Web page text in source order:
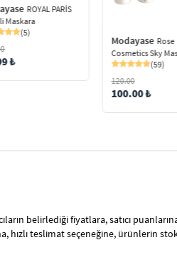
ROYAL PARİS
Maskara
(5)
₺
Modayase Rose
Cosmetics Sky
(59)
120.00
100.00 ₺
belirlediği fiyatlara, satıcı
teslimat seçeneğine, ürünlerin